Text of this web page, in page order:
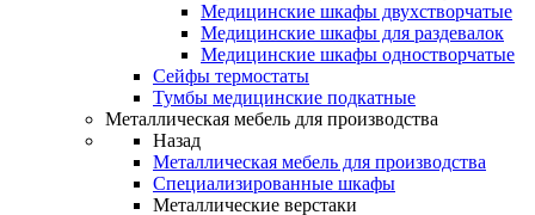
Медицинские шкафы двухстворчатые
Медицинские шкафы для раздевалок
Медицинские шкафы одностворчатые
Сейфы термостаты
Тумбы медицинские подкатные
Металлическая мебель для производства
Назад
Металлическая мебель для производства
Cпециализированные шкафы
Металлические верстаки